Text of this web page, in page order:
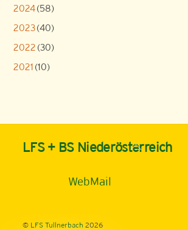
2024(58)
2023(40)
2022 (30)
2021 (10)
Back
To
LFS + BS Niederösterreich
WebMail
© LFS Tullnerbach 2026